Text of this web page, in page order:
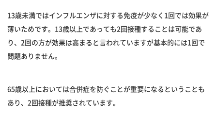
13歳未満ではインフルエンザに対する免疫が少なく1回では効果が
薄いためです。13歳以上であっても2回接種することは可能であ
り、2回の方が効果は高まると言われていますが基本的には1回で
問題ありません。
65歳以上においては合併症を防ぐことが重要になるということも
あり、2回接種が推奨されています。